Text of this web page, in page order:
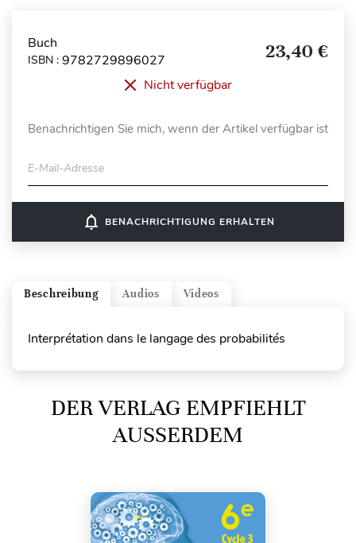
Buch
ISBN : 9782729896027 23,40 €
Nicht verfügbar
Benachrichtigen Sie mich, wenn der Artikel verfügbar ist
E-Mail-Adresse
notifications_none BENACHRICHTIGUNG ERHALTEN
Videos
Audios
Beschreibung
Interprétation dans le langage des probabilités
DER VERLAG EMPFIEHLT
AUSSERDEM